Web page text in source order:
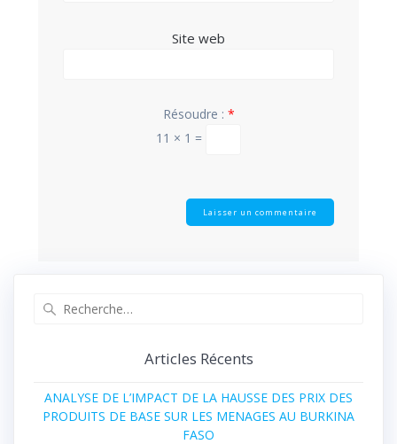
Site web
Résoudre : *
11 × 1 =
Articles Récents
ANALYSE DE L’IMPACT DE LA HAUSSE DES PRIX DES
PRODUITS DE BASE SUR LES MENAGES AU BURKINA
FASO